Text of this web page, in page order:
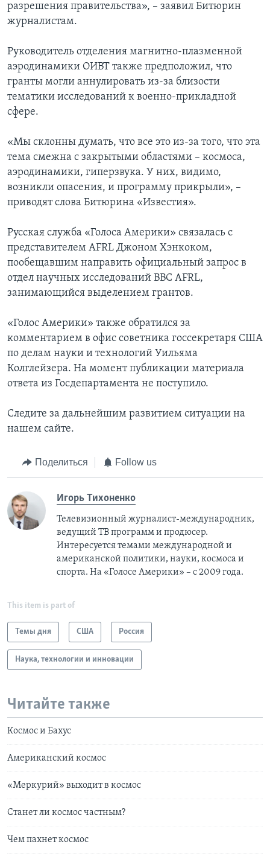
разрешения правительства», – заявил Битюрин
журналистам.
Руководитель отделения магнитно-плазменной
аэродинамики ОИВТ также предположил, что
гранты могли аннулировать из-за близости
тематики исследований к военно-прикладной
сфере.
«Мы склонны думать, что все это из-за того, что эта
тема смежна с закрытыми областями – космоса,
аэродинамики, гиперзвука. У них, видимо,
возникли опасения, и программу прикрыли», –
приводят слова Битюрина «Известия».
Русская служба «Голоса Америки» связалась с
представителем AFRL Джоном Хэнкоком,
пообещавшим направить официальный запрос в
отдел научных исследований ВВС AFRL,
занимающийся выделением грантов.
«Голос Америки» также обратился за
комментарием в офис советника госсекретаря США
по делам науки и технологий Уильяма
Колглейзера. На момент публикации материала
ответа из Госдепартамента не поступило.
Следите за дальнейшим развитием ситуации на
нашем сайте.
Поделиться Follow us
Игорь Тихоненко
Телевизионный журналист-международник,
ведущий ТВ программ и продюсер.
Интересуется темами международной и
американской политики, науки, космоса и
спорта. На «Голосе Америки» – с 2009 года.
This item is part of
Темы дня США Россия
Наука, технологии и инновации
Читайте также
Космос и Бахус
Американский космос
«Меркурий» выходит в космос
Станет ли космос частным?
Чем пахнет космос